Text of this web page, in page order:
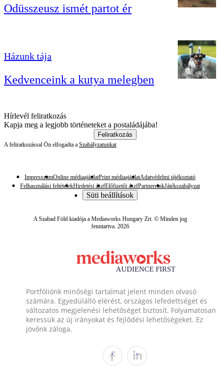
Odüsszeusz ismét partot ér
Házunk tája
Kedvenceink a kutya melegben
Hírlevél feliratkozás
Kapja meg a legjobb történeteket a postaládájába!
Feliratkozás
A feliratkozással Ön elfogadta a Szabályzatunkat
ImpresszumOnline médiaajánlatPrint médiaajánlatAdatvédelmi tájékoztató
Felhasználási feltételekHirdetési ászfElőfizetői ászfPartnereinkJátékszabályzat
Süti beállítások
A Szabad Föld kiadója a Mediaworks Hungary Zrt. © Minden jog
fenntartva. 2026
Portfóliónk minőségi tartalmat jelent minden olvasó
számára. Egyedülálló elérést, országos lefedettséget és
változatos megjelenési lehetőséget biztosít. Folyamatosan
keressük az új irányokat és fejlődési lehetőségeket. Ez
jövőnk záloga.